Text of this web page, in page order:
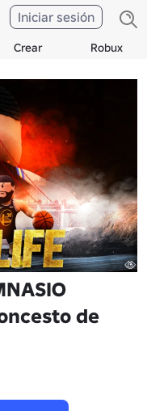
Crear Robux
Iniciar sesión
de